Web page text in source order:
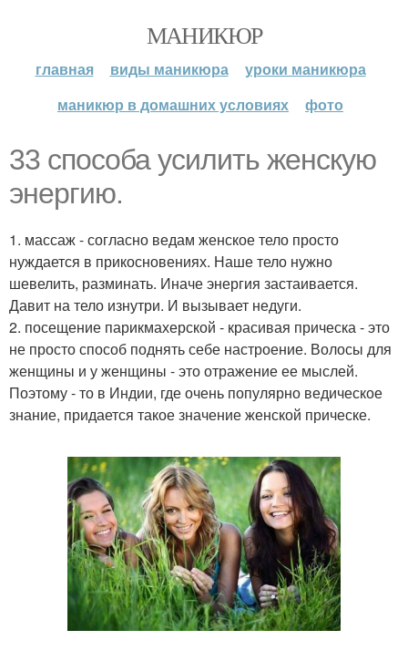
МАНИКЮР
главная виды маникюра
уроки маникюра
маникюр в домашних условиях
фото
33 способа усилить женскую
энергию.
1. массаж - согласно ведам женское тело просто
нуждается в прикосновениях. Наше тело нужно
шевелить, разминать. Иначе энергия застаивается.
Давит на тело изнутри. И вызывает недуги.
2. посещение парикмахерской - красивая прическа - это
не просто способ поднять себе настроение. Волосы для
женщины и у женщины - это отражение ее мыслей.
Поэтому - то в Индии, где очень популярно ведическое
знание, придается такое значение женской прическе.